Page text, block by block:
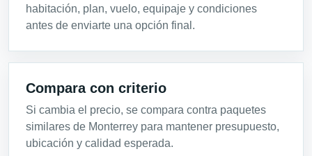
habitación, plan, vuelo, equipaje y condiciones
antes de enviarte una opción final.
Compara con criterio
Si cambia el precio, se compara contra paquetes
similares de Monterrey para mantener presupuesto,
ubicación y calidad esperada.